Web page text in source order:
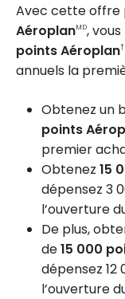
Avec cette offre
AéroplanMD,
points Aéroplan†
annuels la
Obtenez un
points
premier
Obtenez 15
dépensez 3
l’ouverture
De plus,
de15 000
dépensez 12
l’ouverture